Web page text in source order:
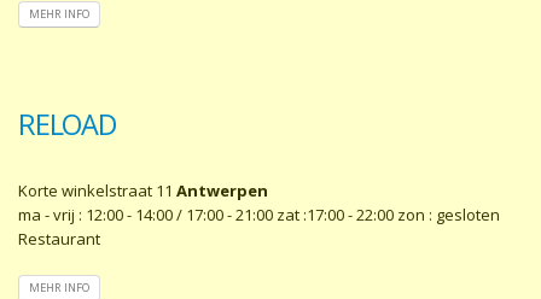
MEHR INFO
RELOAD
Korte winkelstraat 11 Antwerpen
ma - vrij : 12:00 - 14:00 / 17:00 - 21:00 zat :17:00 - 22:00 zon : gesloten
Restaurant
MEHR INFO